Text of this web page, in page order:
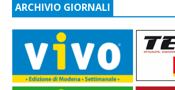
ARCHIVIO GIORNALI